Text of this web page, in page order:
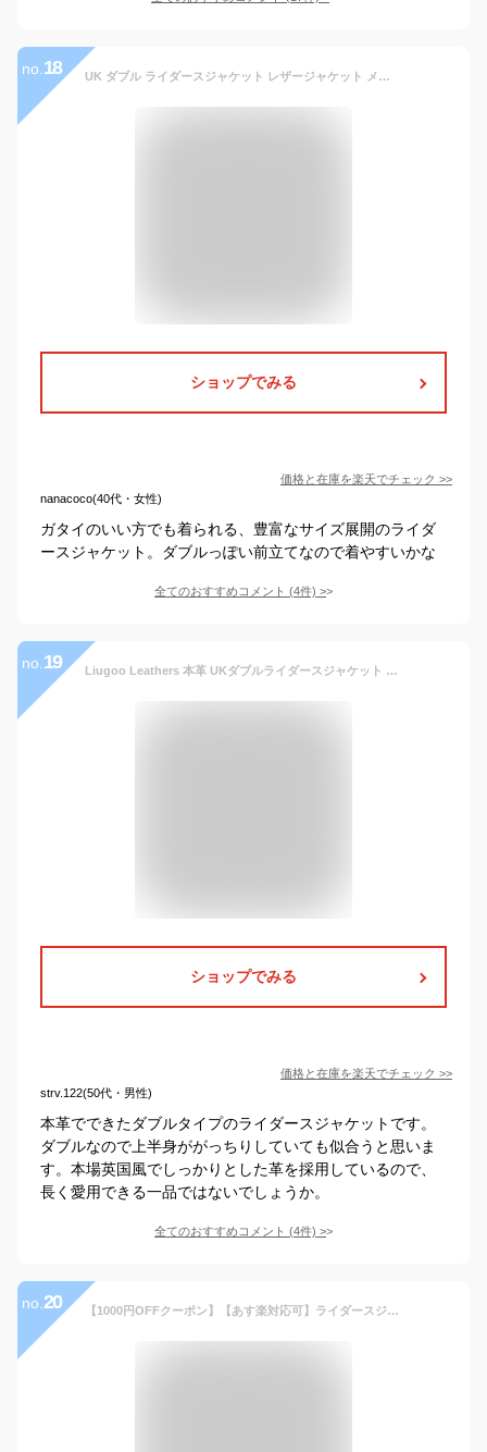
no. 18 UK ダブル ライダースジャケット レザージャケット メンズ 大きいサイズ バイクジャケット 本革 黒 赤 青 革ジャン フリーダムレザー 本革ジャケット 皮ジャン キャメル アイボリー 革 皮 レザー XS S M L LL 3L 4L 5L 6L ブルゾン Freedom ギフト プレゼント 父の日 PB-1508
ショップでみる
価格と在庫を楽天でチェック >>
nanacoco(40代・女性)
ガタイのいい方でも着られる、豊富なサイズ展開のライダ
ースジャケット。ダブルっぽい前立てなので着やすいかな
全てのおすすめコメント (4件) >
no. 19 Liugoo Leathers 本革 UKダブルライダースジャケット メンズ リューグーレザーズ DRY02A レザージャケット ライトニング 革ジャン 皮ジャン 本皮ジャンパー ロッカーズ ダブル ブルゾン ブリティッシュ 海外発送可
ショップでみる
価格と在庫を楽天でチェック >>
strv.122(50代・男性)
本革でできたダブルタイプのライダースジャケットです。
ダブルなので上半身ががっちりしていても似合うと思いま
す。本場英国風でしっかりとした革を採用しているので、
長く愛用できる一品ではないでしょうか。
全てのおすすめコメント (4件) >
no. 20 【1000円OFFクーポン】【あす楽対応可】ライダースジャケット メンズ ミリタリーJKT ジップアップ 長袖 大きいサイズアウター コーディネート ミリタリー バイクウェア